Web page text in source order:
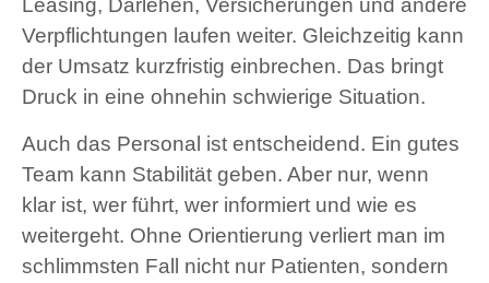
Leasing, Darlehen, Versicherungen und andere
Verpflichtungen laufen weiter. Gleichzeitig kann
der Umsatz kurzfristig einbrechen. Das bringt
Druck in eine ohnehin schwierige Situation.
Auch das Personal ist entscheidend. Ein gutes
Team kann Stabilität geben. Aber nur, wenn
klar ist, wer führt, wer informiert und wie es
weitergeht. Ohne Orientierung verliert man im
schlimmsten Fall nicht nur Patienten, sondern